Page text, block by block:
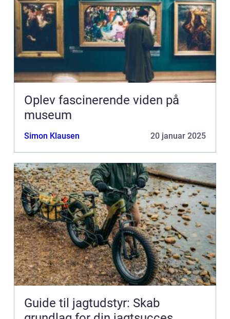
Oplev fascinerende viden på
museum
Simon Klausen 20 januar 2025
Guide til jagtudstyr: Skab